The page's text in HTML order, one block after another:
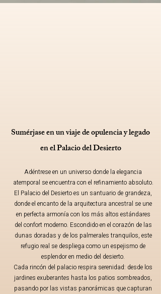
Adéntrese en un universo donde la elegancia
atemporal se encuentra con el refinamiento absoluto.
El Palacio del Desierto es un santuario de grandeza,
donde el encanto de la arquitectura ancestral se une
en perfecta armonía con los más altos estándares
del confort moderno. Escondido en el corazón de las
dunas doradas y de los palmerales tranquilos, este
refugio real se despliega como un espejismo de
esplendor en medio del desierto.
Cada rincón del palacio respira serenidad: desde los
jardines exuberantes hasta los patios sombreados,
pasando por las vistas panorámicas que capturan
Sumérjase en un viaje de opulencia y legado
en el Palacio del Desierto